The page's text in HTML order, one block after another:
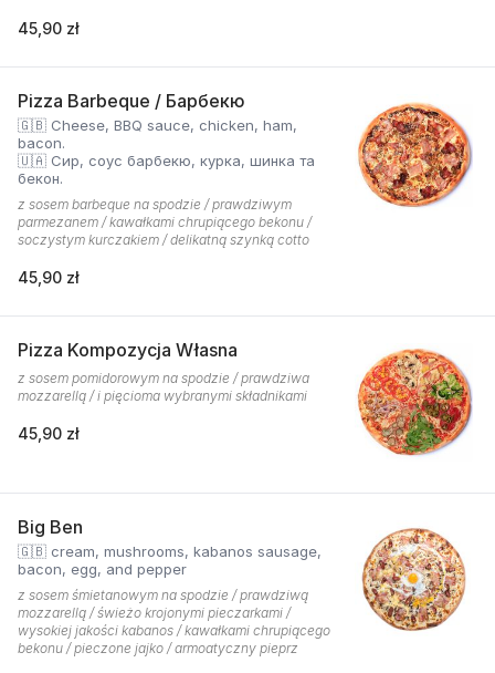
45,90 zł
Pizza Barbeque / Барбекю
🇬🇧 Cheese, BBQ sauce, chicken, ham,
bacon.
🇺🇦 Сир, соус барбекю, курка, шинка та
бекон.
z sosem barbeque na spodzie / prawdziwym
parmezanem / kawałkami chrupiącego bekonu /
soczystym kurczakiem / delikatną szynką cotto
45,90 zł
Pizza Kompozycja Własna
z sosem pomidorowym na spodzie / prawdziwa
mozzarellą / i pięcioma wybranymi składnikami
45,90 zł
Big Ben
🇬🇧 cream, mushrooms, kabanos sausage,
bacon, egg, and pepper
z sosem śmietanowym na spodzie / prawdziwą
mozzarellą / świeżo krojonymi pieczarkami /
wysokiej jakości kabanos / kawałkami chrupiącego
bekonu / pieczone jajko / armoatyczny pieprz